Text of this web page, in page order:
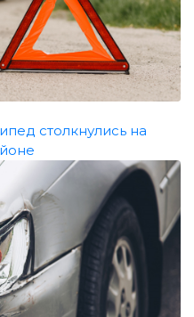
столкнулись на